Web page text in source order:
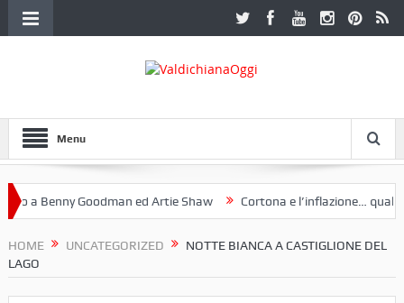
Menu
a Benny Goodman ed Artie Shaw Cortona e l’inflazione…
HOME UNCATEGORIZED
NOTTE BIANCA A CASTIGLIONE DEL
LAGO